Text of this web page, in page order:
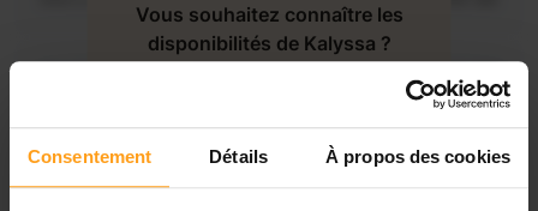
Consentement Détails À propos des cookies
Disponible de 00:00 à 00:00
Vendredi Disponible de 00:00 à 00:00
Vous souhaitez connaître les
disponibilités de Kalyssa ?